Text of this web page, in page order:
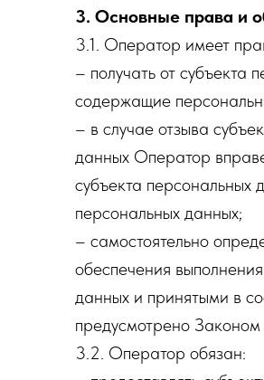
3. Основные права и
3.1. Оператор имеет
– получать от
содержащие
– в случае отзыва
данных Оператор
субъекта персональных
персональных данных;
– самостоятельно
обеспечения
данных и принятыми в
предусмотрено
3.2. Оператор обязан: